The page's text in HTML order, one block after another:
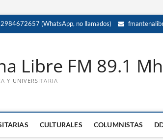
2984672657 (WhatsApp, no llamados)
Libre FM 89.1
Y UNIVERSITARIA
CULTURALES COLUMNISTAS